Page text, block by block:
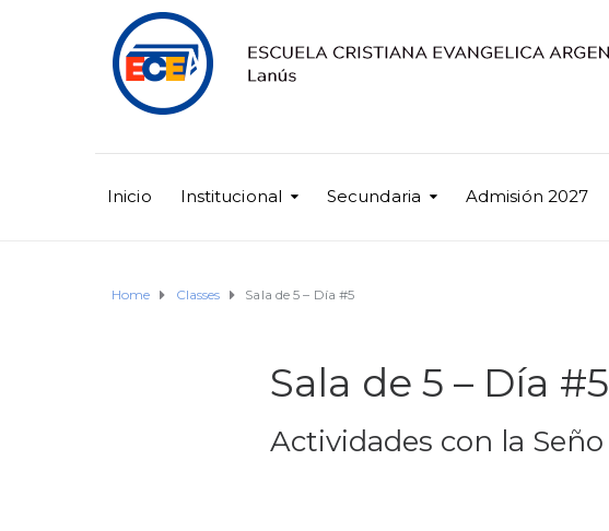
Inicio Institucional Secundaria Admisión 2027
Home Classes Sala de 5 – Día #5
Sala de 5 – Día #5
Actividades con la Seño